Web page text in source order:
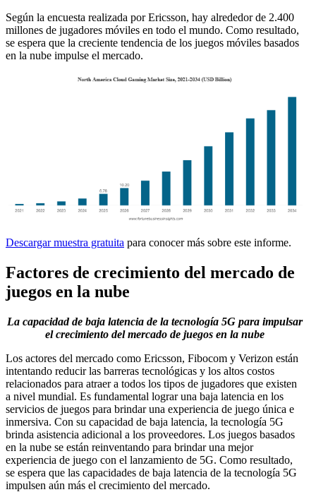
Según la encuesta realizada por Ericsson, hay alrededor de 2.400
millones de jugadores móviles en todo el mundo. Como resultado,
se espera que la creciente tendencia de los juegos móviles basados ​​
en la nube impulse el mercado.
Descargar muestra gratuita para conocer más sobre este informe.
Factores de crecimiento del mercado de
juegos en la nube
La capacidad de baja latencia de la tecnología 5G para impulsar
el crecimiento del mercado de juegos en la nube
Los actores del mercado como Ericsson, Fibocom y Verizon están
intentando reducir las barreras tecnológicas y los altos costos
relacionados para atraer a todos los tipos de jugadores que existen
a nivel mundial. Es fundamental lograr una baja latencia en los
servicios de juegos para brindar una experiencia de juego única e
inmersiva. Con su capacidad de baja latencia, la tecnología 5G
brinda asistencia adicional a los proveedores. Los juegos basados ​​
en la nube se están reinventando para brindar una mejor
experiencia de juego con el lanzamiento de 5G. Como resultado,
se espera que las capacidades de baja latencia de la tecnología 5G
impulsen aún más el crecimiento del mercado.